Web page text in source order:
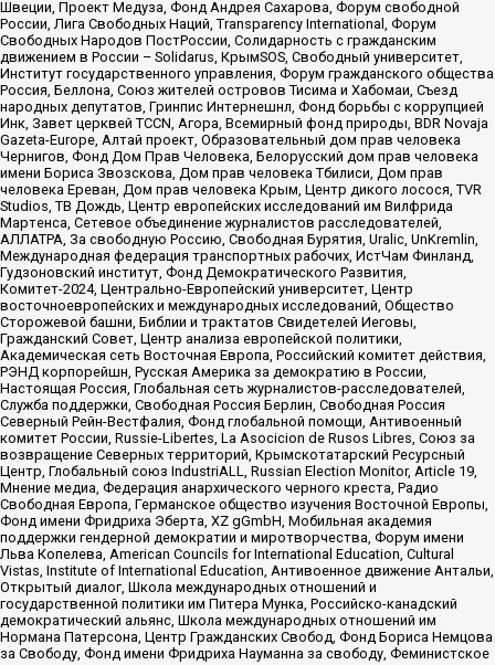
Швеции, Проект Медуза, Фонд Андрея Сахарова, Форум свободной
России, Лига Свободных Наций, Transparеncy International, Форум
Свободных Народов ПостРоссии, Солидарность с гражданским
движением в России – Solidarus, КрымSOS, Свободный университет,
Институт государственного управления, Форум гражданского общества
Россия, Беллона, Союз жителей островов Тисима и Хабомаи, Съезд
народных депутатов, Гринпис Интернешнл, Фонд борьбы с коррупцией
Инк, Завет церквей TCCN, Агора, Всемирный фонд природы, BDR Novaja
Gazeta-Europe, Алтай проект, Образовательный дом прав человека
Чернигов, Фонд Дом Прав Человека, Белорусский дом прав человека
имени Бориса Звозскова, Дом прав человека Тбилиси, Дом прав
человека Ереван, Дом прав человека Крым, Центр дикого лосося, TVR
Studios, ТВ Дождь, Центр европейских исследований им Вилфрида
Мартенса, Сетевое объединение журналистов расследователей,
АЛЛАТРА, За свободную Россию, Свободная Бурятия, Uralic, UnKremlin,
Международная федерация транспортных рабочих, ИстЧам Финланд,
Гудзоновский институт, Фонд Демократического Развития,
Комитет-2024, Центрально-Европейский университет, Центр
восточноевропейских и международных исследований, Общество
Сторожевой башни, Библии и трактатов Свидетелей Иеговы,
Гражданский Совет, Центр анализа европейской политики,
Академическая сеть Восточная Европа, Российский комитет действия,
РЭНД корпорейшн, Русская Америка за демократию в России,
Настоящая Россия, Глобальная сеть журналистов-расследователей,
Служба поддержки, Свободная Россия Берлин, Свободная Россия
Северный Рейн-Вестфалия, Фонд глобальной помощи, Антивоенный
комитет России, Russie-Libertes, La Asocicion de Rusos Libres, Союз за
возвращение Северных территорий, Крымскотатарский Ресурсный
Центр, Глобальный союз IndustriALL, Russian Election Monitor, Article 19,
Мнение медиа, Федерация анархического черного креста, Радио
Свободная Европа, Германское общество изучения Восточной Европы,
Фонд имени Фридриха Эберта, XZ gGmbH, Мобильная академия
поддержки гендерной демократии и миротворчества, Форум имени
Льва Копелева, American Councils for International Education, Cultural
Vistas, Institute of International Education, Антивоенное движение Антальи,
Открытый диалог, Школа международных отношений и
государственной политики им Питера Мунка, Российско-канадский
демократический альянс, Школа международных отношений им
Нормана Патерсона, Центр Гражданских Свобод, Фонд Бориса Немцова
за Свободу, Фонд имени Фридриха Науманна за свободу, Феминистское